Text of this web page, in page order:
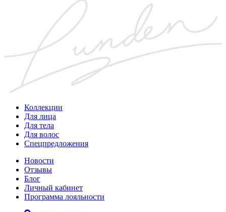
Коллекции
Для лица
Для тела
Для волос
Спецпредложения
Новости
Отзывы
Блог
Личный кабинет
Программа лояльности